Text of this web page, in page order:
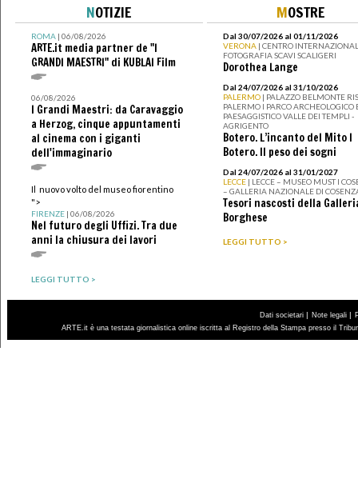
NOTIZIE
ROMA| 06/08/2026
ARTE.it media partner de "I
GRANDI MAESTRI" di KUBLAI Film
06/08/2026
I Grandi Maestri: da Caravaggio
a Herzog, cinque appuntamenti
al cinema con i giganti
dell'immaginario
Il nuovo volto del museo fiorentino
">
FIRENZE| 06/08/2026
Nel futuro degli Uffizi. Tra due
anni la chiusura dei lavori
LEGGI TUTTO >
MOSTRE
Dal 30/07/2026 al 01/11/2026
VERONA | CENTRO
FOTOGRAFIA SCAVI SCALIGERI
Dorothea Lange
Dal 24/07/2026 al 31/10/2026
PALERMO | PALAZZO BELMONTE
PALERMO I PARCO ARCHEOLOGICO
PAESAGGISTICO VALLE DEI TEMPLI -
AGRIGENTO
Botero. L’incanto del Mito I
Botero. Il peso dei sogni
Dal 24/07/2026 al 31/01/2027
LECCE | LECCE – MUSEO MUST I
– GALLERIA NAZIONALE DI
Tesori nascosti della
Borghese
LEGGI TUTTO >
Dati societari | Note legali |
ARTE.it è una testata giornalistica online iscritta al Registro della Stampa presso il